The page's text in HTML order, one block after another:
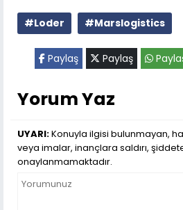
#Loder #Marslogistics
Paylaş Paylaş
Yorum Yaz
UYARI:Konuyla ilgisi bulunmayan,
veya imalar, inançlara saldırı,
onaylanmamaktadır.